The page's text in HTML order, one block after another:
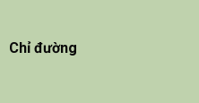
Chỉ đường